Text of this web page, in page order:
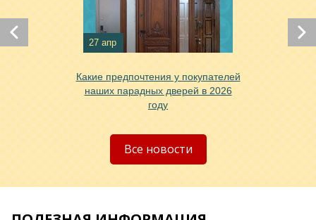
Хочу такую
Хочу такую
27 апр
Какие предпочтения у покупателей
наших парадных дверей в 2026
году
Все новости